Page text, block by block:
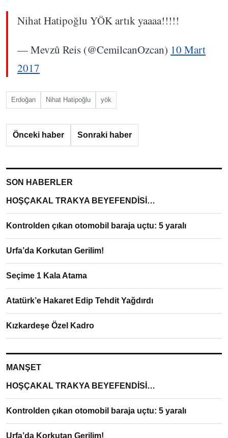
Nihat Hatipoğlu YÖK artık yaaaa!!!!!
— Mevzû Reis (@CemilcanOzcan) 10 Mart
2017
Erdoğan Nihat Hatipoğlu yök
Önceki haber Sonraki haber
SON HABERLER
HOŞÇAKAL TRAKYA BEYEFENDİSİ…
Kontrolden çıkan otomobil baraja uçtu: 5 yaralı
Urfa’da Korkutan Gerilim!
Seçime 1 Kala Atama
Atatürk’e Hakaret Edip Tehdit Yağdırdı
Kızkardeşe Özel Kadro
MANŞET
HOŞÇAKAL TRAKYA BEYEFENDİSİ…
Kontrolden çıkan otomobil baraja uçtu: 5 yaralı
Urfa’da Korkutan Gerilim!